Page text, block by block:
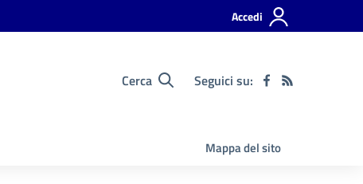
Accedi
Cerca Seguici su:
Mappa del sito